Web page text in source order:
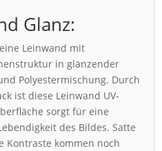
Glanz:
Leinwand mit
in glänzender
Polyestermischung. Durch
ist diese Leinwand UV-
sorgt für eine
des Bildes. Satte
Kontraste kommen noch